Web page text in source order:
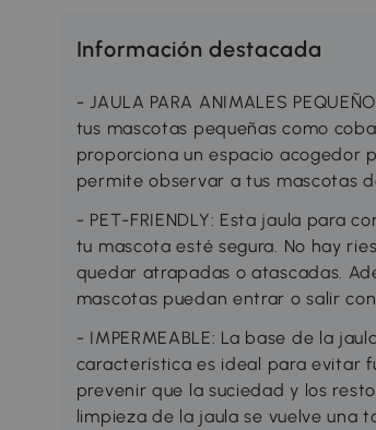
Información destacada
- JAULA PARA ANIMALES
tus mascotas pequeñas como
proporciona un espacio acogedor
permite observar a tus mascotas
- PET-FRIENDLY: Esta jaula para
tu mascota esté segura. No hay
quedar atrapadas o atascadas.
mascotas puedan entrar o salir
- IMPERMEABLE: La base de la
característica es ideal para evitar
prevenir que la suciedad y los
limpieza de la jaula se vuelve una